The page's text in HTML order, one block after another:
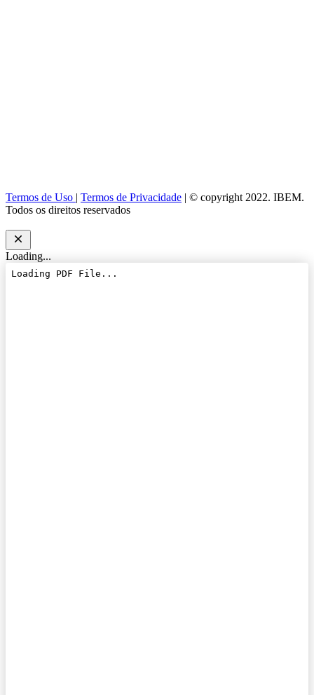
Termos de Uso | Termos de Privacidade | © copyright 2022. IBEM.
Todos os direitos reservados
Loading...